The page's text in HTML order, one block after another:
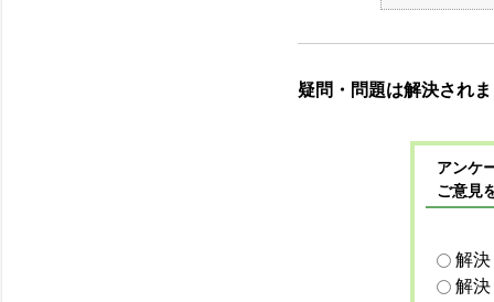
疑問・問題は解決され
アンケ
ご意見
解
解